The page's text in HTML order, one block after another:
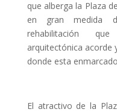
que alberga la Plaza
en gran medida
rehabilitación
arquitectónica acorde
donde esta
El atractivo de la